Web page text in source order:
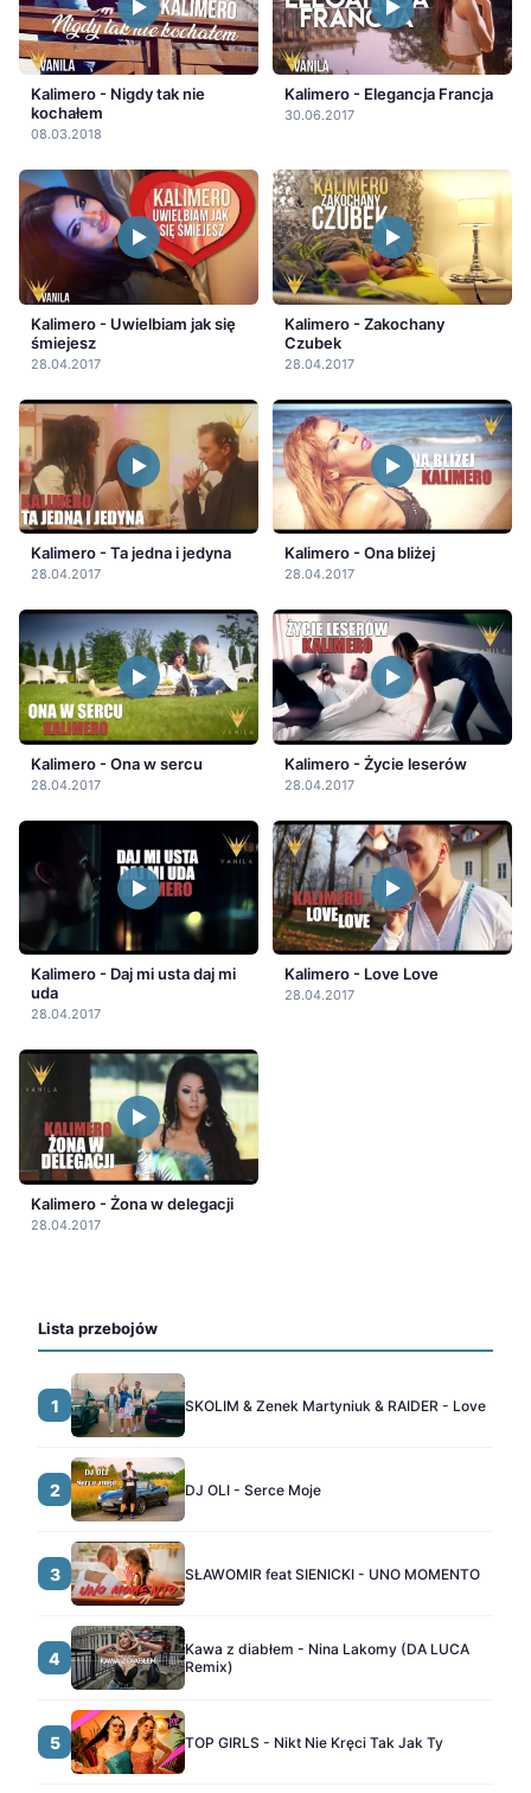
Kalimero - Nigdy tak nie
kochałem
08.03.2018
Kalimero - Elegancja Francja
30.06.2017
Kalimero - Uwielbiam jak się
śmiejesz
28.04.2017
Kalimero - Zakochany
Czubek
28.04.2017
Kalimero - Ta jedna i jedyna
28.04.2017
Kalimero - Ona bliżej
28.04.2017
Kalimero - Ona w sercu
28.04.2017
Kalimero - Życie leserów
28.04.2017
Kalimero - Daj mi usta daj mi
uda
28.04.2017
Kalimero - Love Love
28.04.2017
Kalimero - Żona w delegacji
28.04.2017
Lista przebojów
1 SKOLIM & Zenek Martyniuk & RAIDER - Love
2 DJ OLI - Serce Moje
3 SŁAWOMIR feat SIENICKI - UNO MOMENTO
4
Kawa z diabłem - Nina Lakomy (DA LUCA
Remix)
5 TOP GIRLS - Nikt Nie Kręci Tak Jak Ty